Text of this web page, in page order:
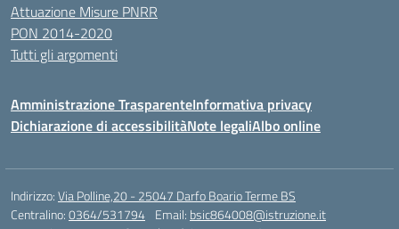
Attuazione Misure PNRR
PON 2014-2020
Tutti gli argomenti
Amministrazione TrasparenteInformativa privacy
Dichiarazione di accessibilitàNote legaliAlbo online
Indirizzo:Via Polline,20 - 25047 Darfo Boario Terme BS
Centralino:0364/531794 Email: bsic864008@istruzione.it